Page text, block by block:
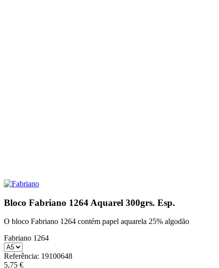
Bloco Fabriano 1264 Aquarel 300grs. Esp.
O bloco Fabriano 1264 contém papel aquarela 25% algodão
Fabriano 1264
Referência: 19100648
5,75 €